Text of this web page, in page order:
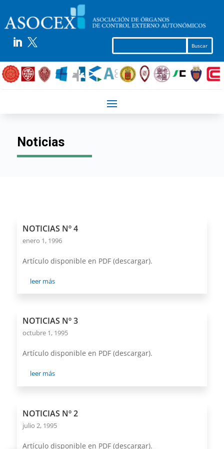
 
Noticias
NOTICIAS Nº 4
enero 1, 1996
Artículo disponible en PDF (descargar).
leer más
NOTICIAS Nº 3
octubre 1, 1995
Artículo disponible en PDF (descargar).
leer más
NOTICIAS Nº 2
julio 2, 1995
Artículo disponible en PDF (descargar).